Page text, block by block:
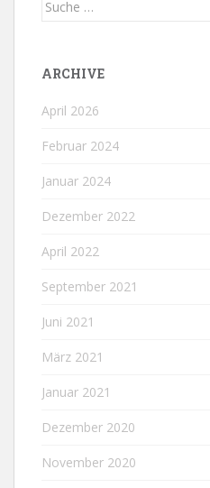
ARCHIVE
April 2026
Februar 2024
Januar 2024
Dezember 2022
April 2022
September 2021
Juni 2021
März 2021
Januar 2021
Dezember 2020
November 2020